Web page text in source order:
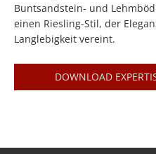
Buntsandstein- und
einen Riesling-Stil, der
Langlebigkeit vereint.
DOWNLOAD